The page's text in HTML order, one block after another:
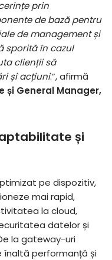
prin
de bază pentru
de management și
sporită în cazul
clienții să
și acțiuni.”, afirmă
și General Manager,
și
pe dispozitiv,
mai rapid,
la cloud,
datelor și
la gateway-uri
înaltă performanță și